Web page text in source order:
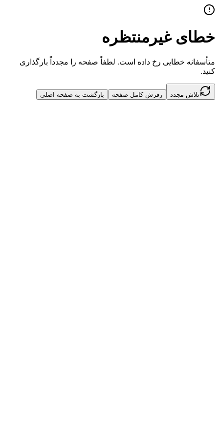
خطای غیرمنتظره
متأسفانه خطایی رخ داده است. لطفاً صفحه را مجدداً بارگذاری
کنید.
تلاش مجدد رفرش کامل صفحه بازگشت به صفحه اصلی